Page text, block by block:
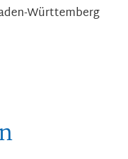
Württemberg